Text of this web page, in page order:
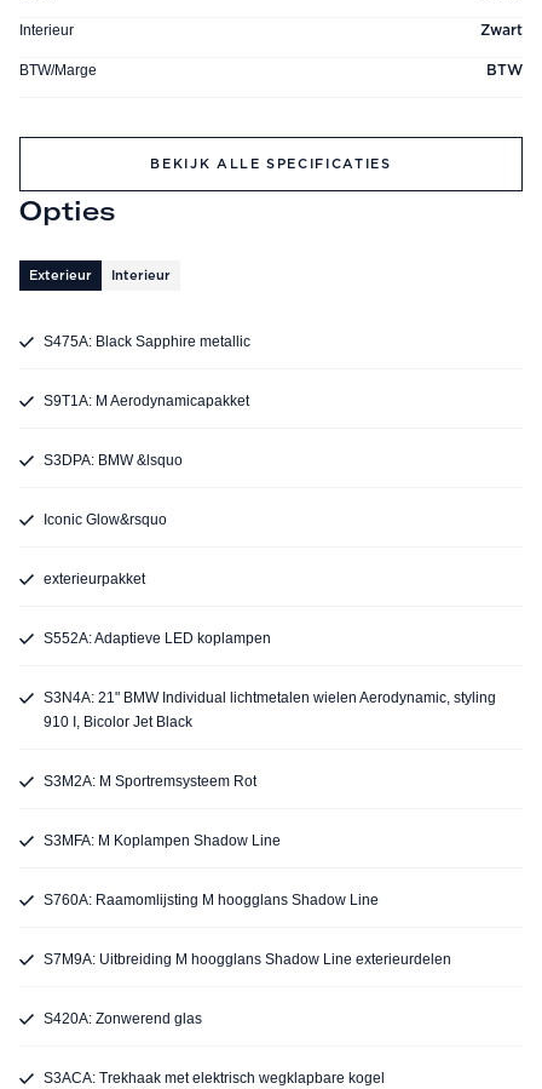
Interieur Zwart
BTW/Marge BTW
BEKIJK ALLE SPECIFICATIES
Opties
Exterieur Interieur
S475A: Black Sapphire metallic
S9T1A: M Aerodynamicapakket
S3DPA: BMW &lsquo
Iconic Glow&rsquo
exterieurpakket
S552A: Adaptieve LED koplampen
S3N4A: 21" BMW Individual lichtmetalen wielen Aerodynamic, styling
910 I, Bicolor Jet Black
S3M2A: M Sportremsysteem Rot
S3MFA: M Koplampen Shadow Line
S760A: Raamomlijsting M hoogglans Shadow Line
S7M9A: Uitbreiding M hoogglans Shadow Line exterieurdelen
S420A: Zonwerend glas
S3ACA: Trekhaak met elektrisch wegklapbare kogel